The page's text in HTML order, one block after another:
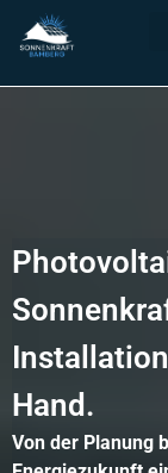
Hand.
Von der Planung